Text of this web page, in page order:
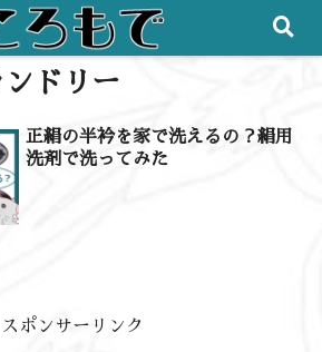
ドリー
正絹の半衿を家で洗えるの？絹用
洗剤で洗ってみた
スポンサーリンク